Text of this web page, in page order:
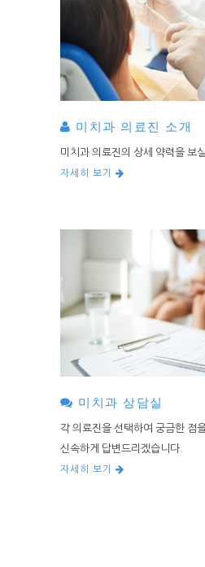
미치과 의료진 소개
미치과 의료진의 상세 약력을 보
자세히 보기
미치과 상담실
각 의료진을 선택하여 궁금한 점
신속하게 답변드리겠습니다.
자세히 보기